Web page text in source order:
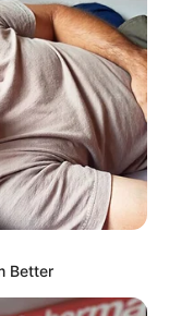
Look
Better